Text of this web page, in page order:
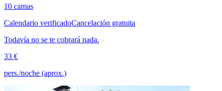
10 camas
Calendario verificadoCancelación gratuita
Todavía no se te cobrará nada.
33 €
pers./noche (aprox.)